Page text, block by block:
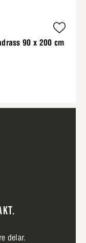
90 x 200 cm
delar.